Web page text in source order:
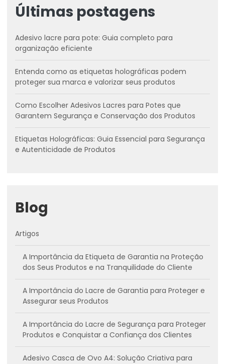
Últimas postagens
Adesivo lacre para pote: Guia completo para
organização eficiente
Entenda como as etiquetas holográficas podem
proteger sua marca e valorizar seus produtos
Como Escolher Adesivos Lacres para Potes que
Garantem Segurança e Conservação dos Produtos
Etiquetas Holográficas: Guia Essencial para Segurança
e Autenticidade de Produtos
Blog
Artigos
A Importância da Etiqueta de Garantia na Proteção
dos Seus Produtos e na Tranquilidade do Cliente
A Importância do Lacre de Garantia para Proteger e
Assegurar seus Produtos
A Importância do Lacre de Segurança para Proteger
Produtos e Conquistar a Confiança dos Clientes
Adesivo Casca de Ovo A4: Solução Criativa para